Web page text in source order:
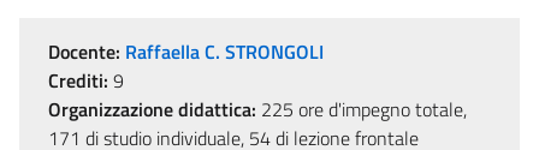
Docente: Raffaella C. STRONGOLI
Crediti: 9
Organizzazione didattica: 225 ore d'impegno totale,
171 di studio individuale, 54 di lezione frontale